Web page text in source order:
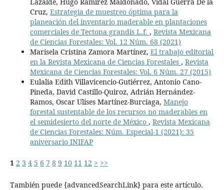
Cruz, Estrategia de muestreo óptima para la
planeación del inventario maderable en plantaciones
comerciales de Tectona grandis L.f. , Revista Mexicana
de Ciencias Forestales: Vol. 12 Núm. 68 (2021)
Marisela Cristina Zamora Martínez, El trabajo editorial
en la Revista Mexicana de Ciencias Forestales , Revista
Mexicana de Ciencias Forestales: Vol. 6 Núm. 27 (2015)
Eulalia Edith Villavicencio-Gutiérrez, Antonio Cano-
Pineda, David Castillo-Quiroz, Adrián Hernández-
Ramos, Oscar Ulises Martínez-Burciaga, Manejo
forestal sustentable de los recursos no maderables en
el semidesierto del norte de México , Revista Mexicana
de Ciencias Forestales: Núm. Especial-1 (2021): 35
aniversario INIFAP
1 2 3 4 5 6 7 8 9 10 11 12 > >>
También puede {advancedSearchLink} para este artículo.